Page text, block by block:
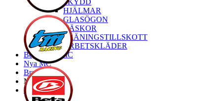
SKYDD
HJÄLMAR
GLASÖGON
VÄSKOR
TRÄNINGSTILLSKOTT
ARBETSKLÄDER
Begagnade MC
Nya MC
Brands
My Bike
Express order